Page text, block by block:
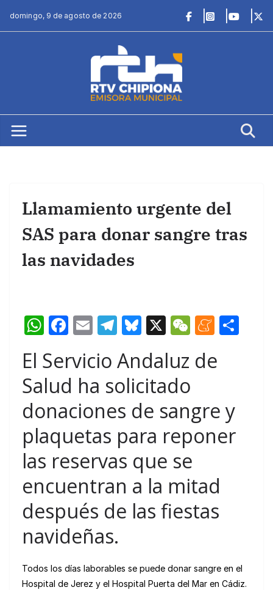
domingo, 9 de agosto de 2026
Llamamiento urgente del
SAS para donar sangre tras
las navidades
W
at
s
A
p
p
F
c
e
b
o
o
k
E
ail
T
e
gr
a
m
Bl
e
s
k
y
X
W
C
at
M
n
a
m
e
El Servicio Andaluz de
Salud ha solicitado
donaciones de sangre y
plaquetas para reponer
las reservas que se
encuentran a la mitad
después de las fiestas
navideñas.
Todos los días laborables se puede donar sangre en el
Hospital de Jerez y el Hospital Puerta del Mar en Cádiz.